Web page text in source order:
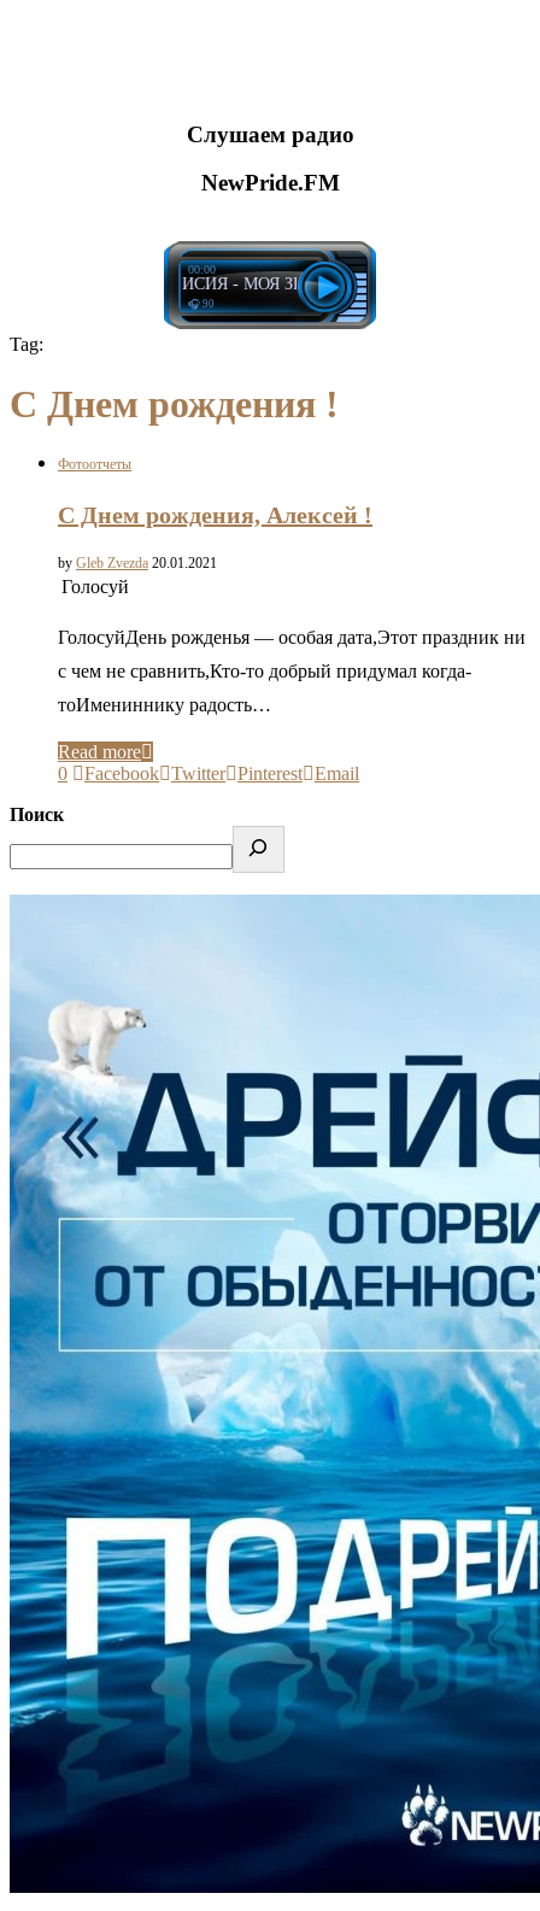
Слушаем радио
NewPride.FM
АНИСИЯ - МОЯ ЗЕМЛЯ
00:00
🎧 90
Tag:
C Днем рождения !
Фотоотчеты
C Днем рождения, Алексей !
by Gleb Zvezda 20.01.2021
Голосуй
ГолосуйДень рожденья — особая дата,Этот праздник ни
с чем не сравнить,Кто-то добрый придумал когда-
тоИмениннику радость…
Read more
0
Facebook Twitter Pinterest Email
Поиск